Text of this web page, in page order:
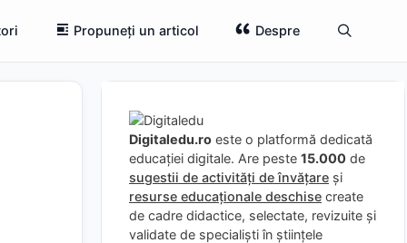
Propuneți un articol Despre
Digitaledu.ro este o platformă dedicată
educației digitale. Are peste 15.000 de
sugestii de activități de învățare și
resurse educaționale deschise create
de cadre didactice, selectate, revizuite și
validate de specialiști în științele